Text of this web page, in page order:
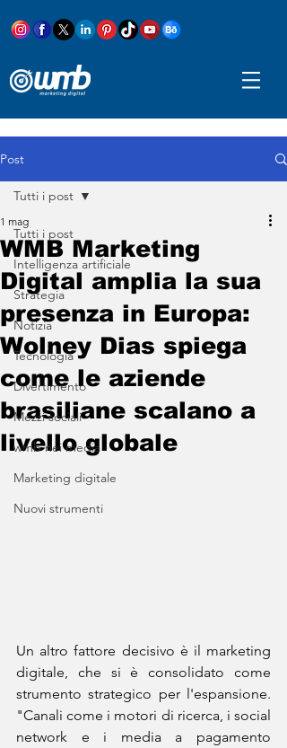
Post
Tutti i post
Intelligenza artificiale
Strategia
Notizia
Tecnologia
Divertimento
Mezzi sociali
wmb nei media
Marketing digitale
Nuovi strumenti
Tutti i post
WMB Marketing
Digital amplia la sua
presenza in Europa:
Wolney Dias spiega
come le aziende
brasiliane scalano a
livello globale
1 mag
Un altro fattore decisivo è il marketing
digitale, che si è consolidato come
strumento strategico per l'espansione.
"Canali come i motori di ricerca, i social
network e i media a pagamento